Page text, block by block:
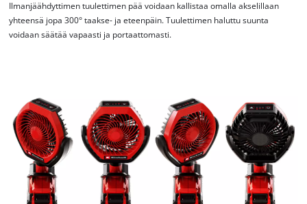
Ilmanjäähdyttimen tuulettimen pää voidaan kallistaa omalla akselillaan
yhteensä jopa 300° taakse- ja eteenpäin. Tuulettimen haluttu suunta
voidaan säätää vapaasti ja portaattomasti.